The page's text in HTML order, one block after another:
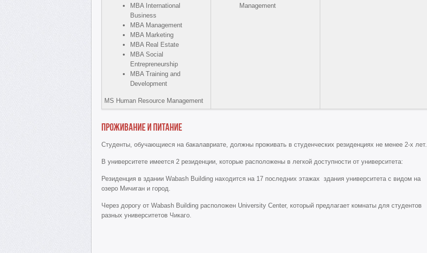
MBA International
Business
MBA Management
MBA Marketing
MBA Real Estate
MBA Social
Entrepreneurship
MBA Training and
Development
MS Human Resource Management
Management
Проживание и питание
Студенты, обучающиеся на бакалавриате, должны проживать в студенческих резиденциях не менее 2-х лет.
В университете имеется 2 резиденции, которые расположены в легкой доступности от университета:
Резиденция в здании Wabash Building находится на 17 последних этажах здания университета с видом на
озеро Мичиган и город.
Через дорогу от Wabash Building расположен University Center, который предлагает комнаты для студентов
разных университетов Чикаго.